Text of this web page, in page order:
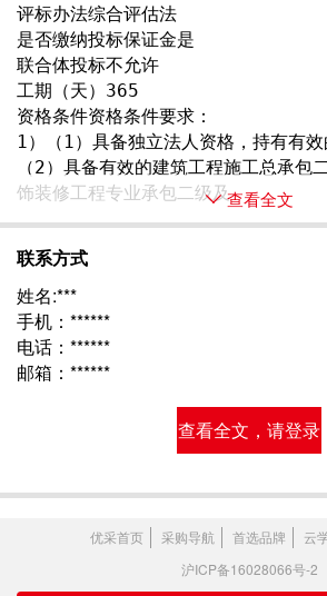
评标办法综合评估法
是否缴纳投标保证金是
联合体投标不允许
工期（天）365
资格条件资格条件要求：
1）（1）具备独立法人资格，持有有效
（2）具备有效的建筑工程施工总承包
饰装修工程专业承包二级及 查看全文
联系方式
姓名:***
手机：******
电话：******
邮箱：******
查看全文，请登录
优采首页 采购导航 首选品牌 云
沪ICP备16028066号-2